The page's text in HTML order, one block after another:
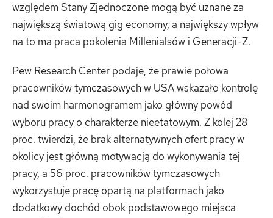
względem Stany Zjednoczone mogą być uznane za
największą światową gig economy, a największy wpływ
na to ma praca pokolenia Millenialsów i Generacji-Z.
Pew Research Center podaje, że prawie połowa
pracowników tymczasowych w USA wskazało kontrolę
nad swoim harmonogramem jako główny powód
wyboru pracy o charakterze nieetatowym. Z kolej 28
proc. twierdzi, że brak alternatywnych ofert pracy w
okolicy jest główną motywacją do wykonywania tej
pracy, a 56 proc. pracowników tymczasowych
wykorzystuje pracę opartą na platformach jako
dodatkowy dochód obok podstawowego miejsca